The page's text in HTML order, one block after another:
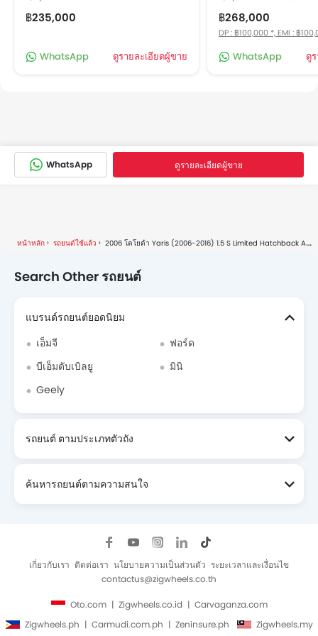
฿235,000
WhatsApp ดูรายละเอียดผู้ขาย
฿268,000
DP : ฿100,000 *, EMI : ฿
WhatsApp ดู
WhatsApp ดูรายละเอียดผู้ขาย
หน้าหลัก รถยนต์ใช้แล้ว 2006 โตโยต้า Yaris (2006-2016) 1.5 S Limited Hatchback AT
Search Other รถยนต์
แบรนด์รถยนต์ยอดนิยม
เอ็มจี
ฟอร์ด
บีเอ็มดับเบิลยู
มินิ
Geely
รถยนต์ ตามประเภทตัวถัง
ค้นหารถยนต์ตามความสนใจ
เกี่ยวกับเรา ติดต่อเรา นโยบายความเป็นส่วนตัว ระยะเวลาและเงื่อนไข
contactus@zigwheels.co.th
Oto.com Zigwheels.co.id
Carvaganza.com
Zigwheels.ph
Carmudi.com.ph Zeninsure.ph Zigwheels.my